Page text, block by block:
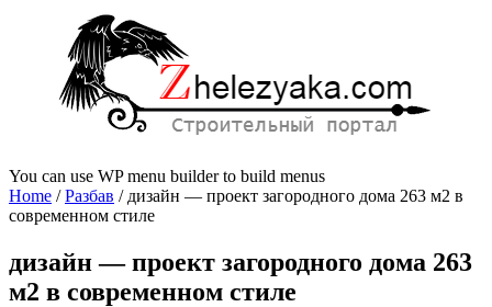
You can use WP menu builder to build menus
Home /Разбав / дизайн — проект загородного дома 263 м2 в
современном стиле
дизайн — проект загородного дома 263
м2 в современном стиле